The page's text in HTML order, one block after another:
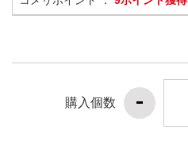
購入個数